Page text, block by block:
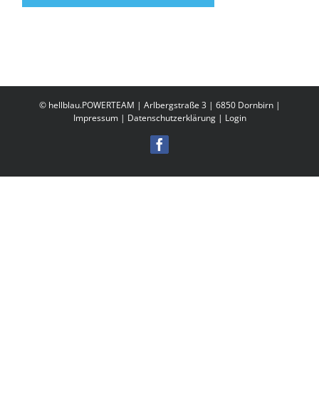
© hellblau.POWERTEAM | Arlbergstraße 3 | 6850 Dornbirn |
Impressum| Datenschutzerklärung| Login
Facebook